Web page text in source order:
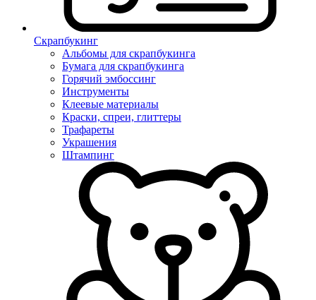
Скрапбукинг
Альбомы для скрапбукинга
Бумага для скрапбукинга
Горячий эмбоссинг
Инструменты
Клеевые материалы
Краски, спреи, глиттеры
Трафареты
Украшения
Штампинг